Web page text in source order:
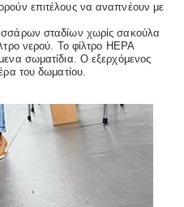
επιτέλους να αναπνέουν με
σταδίων χωρίς σακούλα
νερού. Το φίλτρο ΗΕΡΑ
σωματίδια. Ο εξερχόμενος
του δωματίου.